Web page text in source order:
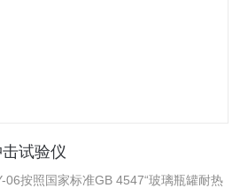
试验仪
06按照国家标准GB 4547“玻璃瓶罐耐热